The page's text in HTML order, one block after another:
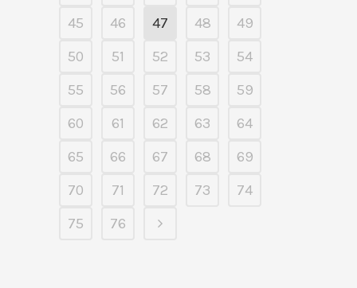
45
46 47 48
49
50
51 52 53
54
55
56 57 58
59
60
61 62 63
64
65
66 67 68
69
70
71 72 73
74
75
76